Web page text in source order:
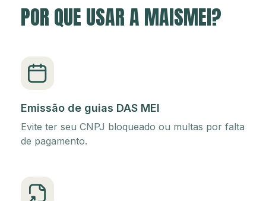
POR QUE USAR A MAISMEI?
Emissão de guias DAS MEI
Evite ter seu CNPJ bloqueado ou multas por falta
de pagamento.